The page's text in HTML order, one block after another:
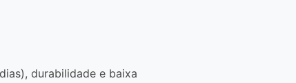
durabilidade e baixa